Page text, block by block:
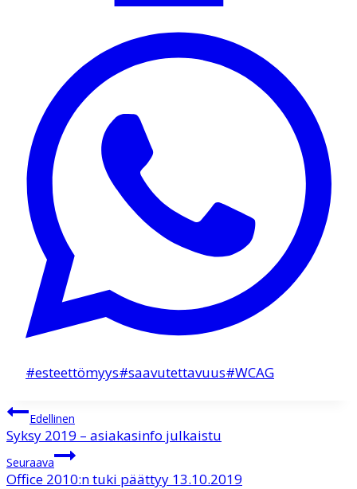
Avainsanat:
#esteettömyys#saavutettavuus#WCAG
Artikkelien
selaus
Edellinen
Syksy 2019 – asiakasinfo julkaistu
Seuraava
Office 2010:n tuki päättyy 13.10.2019